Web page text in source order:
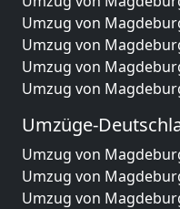
Umzug von
Umzug von
Umzug von
Umzug von
Umzüge-
Umzug von
Umzug von
Umzug von